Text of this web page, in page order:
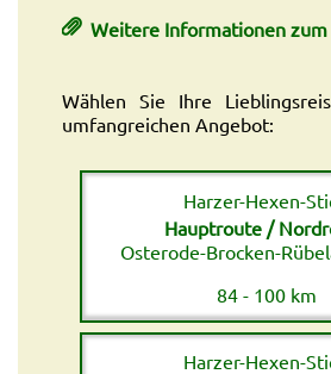
Weitere Informationen zum
Wählen Sie Ihre
umfangreichen Angebot:
Harzer-Hexen-
Hauptroute /
Osterode-Brocken-
84 - 100 km
Harzer-Hexen-